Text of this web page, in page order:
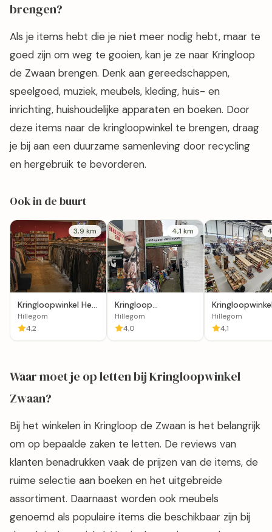
brengen?
Als je items hebt die je niet meer nodig hebt, maar te
goed zijn om weg te gooien, kan je ze naar Kringloop
de Zwaan brengen. Denk aan gereedschappen,
speelgoed, muziek, meubels, kleding, huis- en
inrichting, huishoudelijke apparaten en boeken. Door
deze items naar de kringloopwinkel te brengen, draag
je bij aan een duurzame samenleving door recycling
en hergebruik te bevorderen.
Ook in de buurt
3,9 km
Kringloopwinkel Het
huis van Tante
Trees
Hillegom
4,2
4,1 km
Kringloop
Zandvoort in
Hillegom
Hillegom
4,0
RataPlan
Hillegom
4,1
Waar moet je op letten bij Kringloopwinkel
Zwaan?
Bij het winkelen in Kringloop de Zwaan is het belangrijk
om op bepaalde zaken te letten. De reviews van
klanten benadrukken vaak de prijzen van de items, de
ruime selectie aan boeken en het uitgebreide
assortiment. Daarnaast worden ook meubels
genoemd als populaire items die beschikbaar zijn bij